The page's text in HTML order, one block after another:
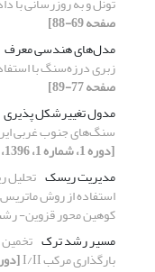
صفحه 69-88]
مدل‌های هندسی معرف
زبری درزه‌سنگ با
صفحه 77-89]
مدول تغییرشکل پذیری
سنگ‌های جنوب غربی
[دوره 1، شماره 1، 1396، صفحه 89-96]
مدیریت ریسک تحلیل
استفاده از روش‌ ماتریس
کوهین محور قزوین-
مسیر رشد ترک
بارگذاری مرکب I/II
[دوره 1، شماره 3،